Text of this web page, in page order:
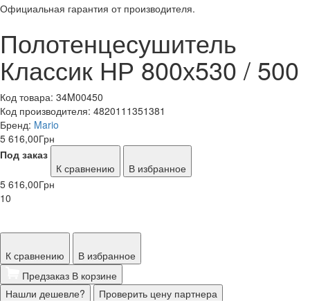
Официальная гарантия от производителя.
Полотенцесушитель
Классик НР 800х530 / 500
Код товара: 34M00450
Код производителя: 4820111351381
Бренд: Mario
5 616,00Грн
Под заказ
К сравнению
В избранное
5 616,00Грн
10
К сравнению
В избранное
Предзаказ В корзине
Нашли дешевле?
Проверить цену партнера